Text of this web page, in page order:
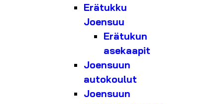
Erätukku
Joensuu
Erätukun
asekaapit
Joensuun
autokoulut
Joensuun